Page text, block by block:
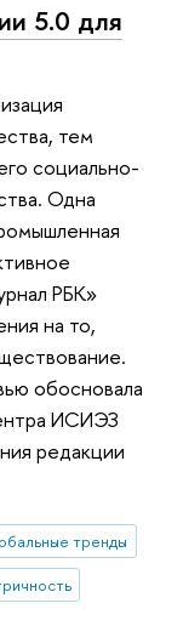
5.0 для
тем
социально-
Одна
РБК»
на то,
обосновала
ИСИЭЗ
редакции
тренды